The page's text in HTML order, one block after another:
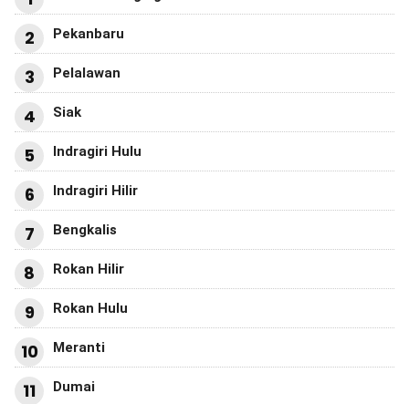
2 Pekanbaru
3 Pelalawan
4 Siak
5 Indragiri Hulu
6 Indragiri Hilir
7 Bengkalis
8 Rokan Hilir
9 Rokan Hulu
10 Meranti
11 Dumai